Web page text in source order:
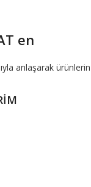
en
anlaşarak